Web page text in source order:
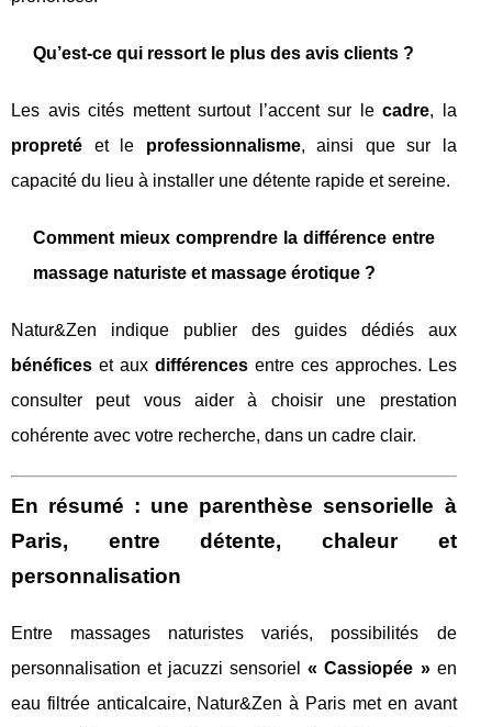
Qu’est-ce qui ressort le plus des avis clients ?
Les avis cités mettent surtout l’accent sur lecadre, la
propreté et le professionnalisme, ainsi que sur la
capacité du lieu à installer une détente rapide et sereine.
Comment mieux comprendre la différence entre
massage naturiste et massage érotique ?
Natur&Zen indique publier des guides dédiés aux
bénéfices et aux différencesentre ces approches. Les
consulter peut vous aider à choisir une prestation
cohérente avec votre recherche, dans un cadre clair.
En résumé : une parenthèse sensorielle à
Paris, entre détente, chaleur et
personnalisation
Entre massages naturistes variés, possibilités de
personnalisation et jacuzzi sensoriel« Cassiopée »en
eau filtrée anticalcaire, Natur&Zen à Paris met en avant